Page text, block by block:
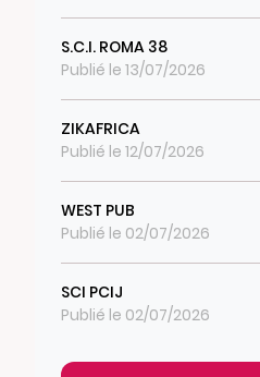
S.C.I. ROMA 38
Publié le 13/07/2026
ZIKAFRICA
Publié le 12/07/2026
WEST PUB
Publié le 02/07/2026
SCI PCIJ
Publié le 02/07/2026